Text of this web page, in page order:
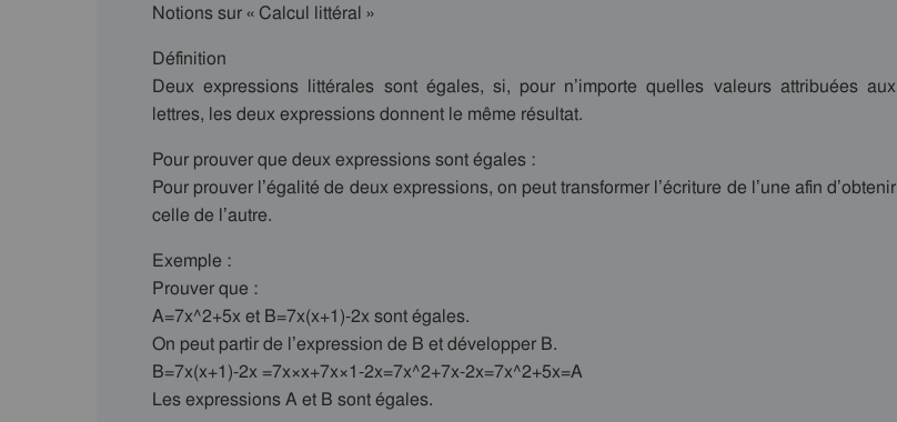
Notions sur « Calcul littéral »
Définition
Deux expressions littérales sont égales, si, pour n’importe quelles valeurs attribuées aux
lettres, les deux expressions donnent le même résultat.
Pour prouver que deux expressions sont égales :
Pour prouver l’égalité de deux expressions, on peut transformer l’écriture de l’une afin d’obtenir
celle de l’autre.
Exemple :
Prouver que :
A=7x^2+5x et B=7x(x+1)-2x sont égales.
On peut partir de l’expression de B et développer B.
B=7x(x+1)-2x =7x×x+7x×1-2x=7x^2+7x-2x=7x^2+5x=A
Les expressions A et B sont égales.